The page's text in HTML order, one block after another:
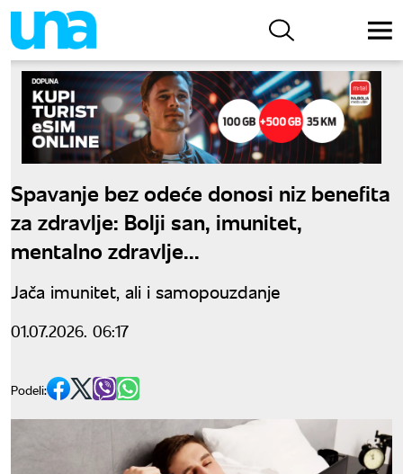
Spavanje bez odeće donosi niz benefita
za zdravlje: Bolji san, imunitet,
mentalno zdravlje...
Jača imunitet, ali i samopouzdanje
01.07.2026. 06:17
Podeli: